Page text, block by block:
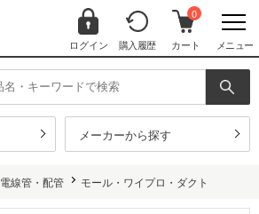
ログイン 購入履歴
0
カート メニュー
メーカーから探す
電線管・配管 モール・ワイプロ・ダクト